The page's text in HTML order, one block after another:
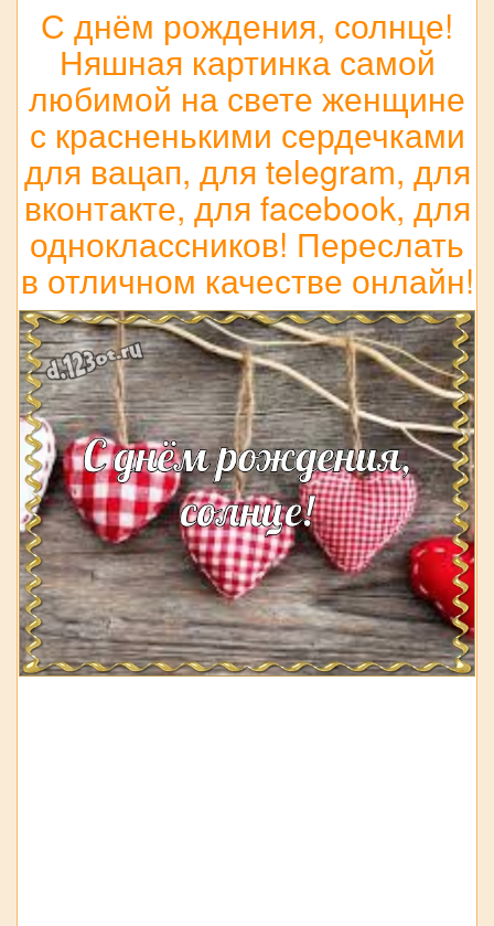
С днём рождения, солнце!
Няшная картинка самой
любимой на свете женщине
с красненькими сердечками
для вацап, для telegram, для
вконтакте, для facebook, для
одноклассников! Переслать
в отличном качестве онлайн!